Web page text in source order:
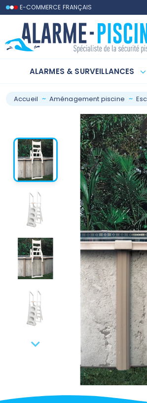
Contactez-nous
E-COMMERCE FRANÇAIS
ALARMES & SURVEILLANCES
Accueil Aménagement piscine